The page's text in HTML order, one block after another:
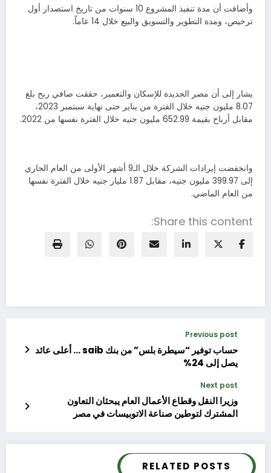
وأضافت أن مدة تنفيذ المشروع 10 سنوات من تاريخ استصدار أول
ترخيص، ومدة التطوير والتسويق والبيع خلال 14 عاماً.
يشار إلى أن مصر الجديدة للإسكان والتعمير، حققت صافي ربح بلغ
8.07 مليون جنيه خلال الفترة من يناير حتى نهاية سبتمبر 2023،
مقابل أرباح بقيمة 652.99 مليون جنيه خلال الفترة نفسها من 2022.
وانخفضت إيرادات الشركة خلال الـ9 أشهر الأولى من العام الجاري
إلى 399.97 مليون جنيه، مقابل 1.87 مليار جنيه خلال الفترة نفسها
من العام الماضي.
Share this content:
Previous post
حساب توفير “سيطرة بلس” من بنك saib … أعلى عائد
يصل إلى 24%
Next post
وزيرا النقل وقطاع الأعمال العام يبحثان التعاون
المشترك لتوطين صناعة الاتوبيسات في مصر
RELATED POSTS